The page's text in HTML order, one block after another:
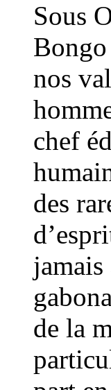
Sous
Bongo
nos
chef
des
de la